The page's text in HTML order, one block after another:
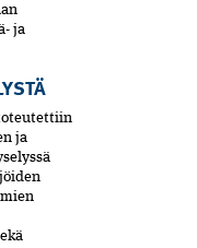
ja
ja